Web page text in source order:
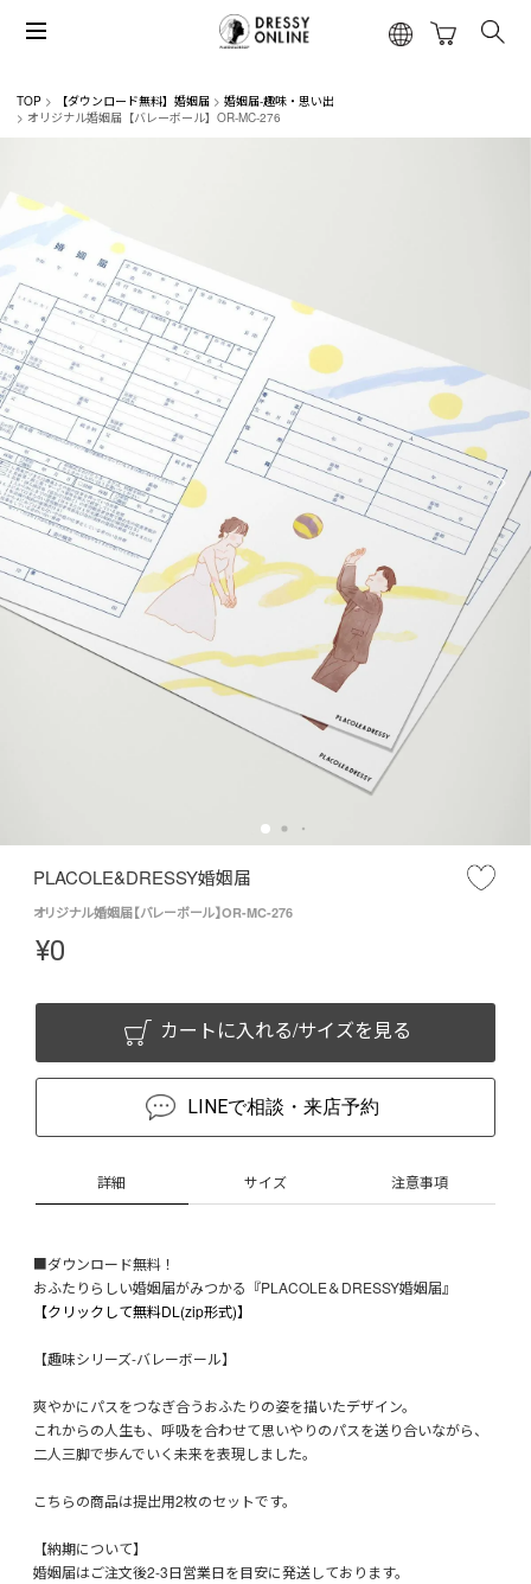
TOP 【ダウンロード無料】婚姻届
婚姻届-趣味・思い出
オリジナル婚姻届【バレーボール】OR-MC-276
PLACOLE&DRESSY婚姻届
オリジナル婚姻届【バレーボール】OR-MC-276
¥0
カートに入れる/サイズを見る
LINEで相談・来店予約
詳細 サイズ 注意事項
■ダウンロード無料！
おふたりらしい婚姻届がみつかる『PLACOLE＆DRESSY婚姻届』
【クリックして無料DL(zip形式)】
【趣味シリーズ-バレーボール】
爽やかにパスをつなぎ合うおふたりの姿を描いたデザイン。
これからの人生も、呼吸を合わせて思いやりのパスを送り合いながら、
二人三脚で歩んでいく未来を表現しました。
こちらの商品は提出用2枚のセットです。
【納期について】
婚姻届はご注文後2-3日営業日を目安に発送しております。